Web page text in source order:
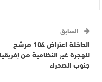
السابق
الداخلة اعتراض 104 مرشح
للهجرة غير النظامية من إفريقيا
جنوب الصحراء